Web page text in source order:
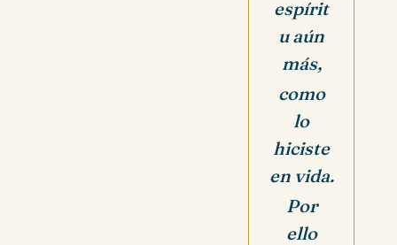
espírit
u aún
más,
como
lo
hiciste
en vida.
Por
ello